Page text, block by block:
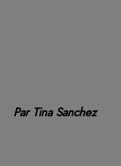
Par Tina Sanchez